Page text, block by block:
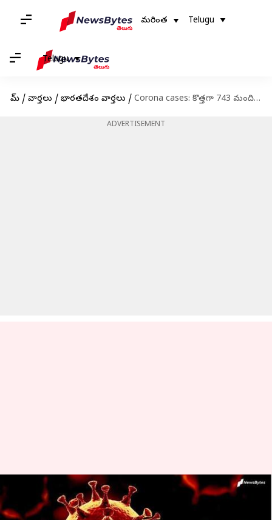
మరింత Telugu
Telugu
హోమ్ / వార్తలు / భారతదేశం వార్తలు / Corona cases: కొత్తగా 743 మందికి కరోనా.. ఏడుగురు మృతి
ADVERTISEMENT
Corona cases: కొత్తగా 743 మందికి
కరోనా.. ఏడుగురు మృతి